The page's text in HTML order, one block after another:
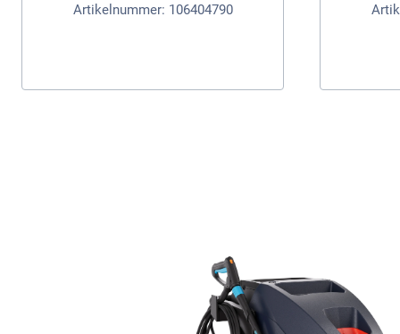
Artikelnummer: 106404790